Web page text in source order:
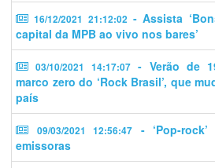
16/12/2021 21:12:02 - Assista
capital da MPB ao vivo nos bares’
03/10/2021 14:17:07- Verão de
marco zero do ‘Rock Brasil’, que
país
09/03/2021 12:56:47 - ‘Pop-
emissoras